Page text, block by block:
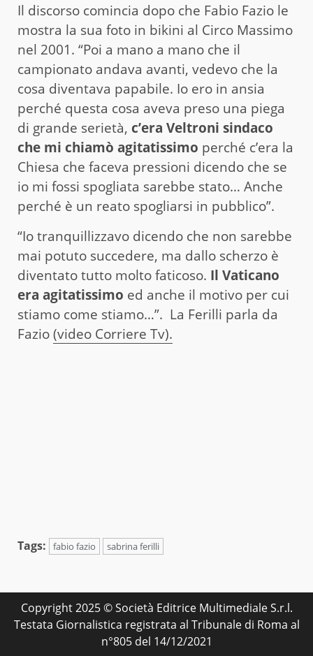
Il discorso comincia dopo che Fabio Fazio le
mostra la sua foto in bikini al Circo Massimo
nel 2001. “Poi a mano a mano che il
campionato andava avanti, vedevo che la
cosa diventava papabile. Io ero in ansia
perché questa cosa aveva preso una piega
di grande serietà, c’era Veltroni sindaco
che mi chiamò agitatissimo perché c’era la
Chiesa che faceva pressioni dicendo che se
io mi fossi spogliata sarebbe stato… Anche
perché è un reato spogliarsi in pubblico”.
“Io tranquillizzavo dicendo che non sarebbe
mai potuto succedere, ma dallo scherzo è
diventato tutto molto faticoso. Il Vaticano
era agitatissimo ed anche il motivo per cui
stiamo come stiamo…”. La Ferilli parla da
Fazio(video Corriere Tv).
Tags: fabio fazio sabrina ferilli
Copyright 2025 © Società Editrice Multimediale S.r.l.
Testata Giornalistica registrata al Tribunale di Roma al
n°805 del 14/12/2021